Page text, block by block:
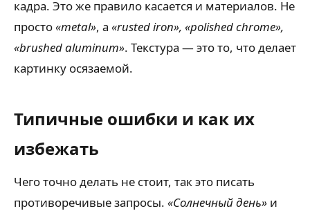
кадра. Это же правило касается и материалов. Не
просто«metal», а «rusted iron», «polished chrome»,
«brushed aluminum». Текстура — это то, что делает
картинку осязаемой.
Типичные ошибки и как их
избежать
Чего точно делать не стоит, так это писать
противоречивые запросы. «Солнечный день» и